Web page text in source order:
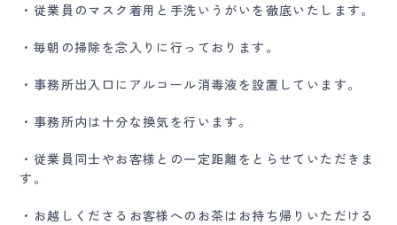
・従業員のマスク着用と手洗いうがいを徹底いたします。
・毎朝の掃除を念入りに行っております。
・事務所出入口にアルコール消毒液を設置しています。
・事務所内は十分な換気を行います。
・従業員同士やお客様との一定距離をとらせていただきま
す。
・お越しくださるお客様へのお茶はお持ち帰りいただける